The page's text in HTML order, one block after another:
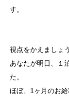
す。
視点をかえましょう
あなたが明日、１
た。
ほぼ、1ヶ月のお給